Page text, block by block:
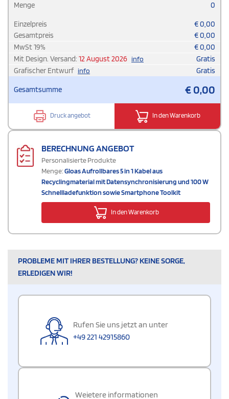
Menge 0
Einzelpreis €0,00
Gesamtpreis
€0,00
MwSt19% €0,00
Mit Design. Versand: 12 August 2026 info
Gratis
Grafischer Entwurf info Gratis
Gesamtsumme €0,00
Druck angebot In den Warenkorb
BERECHNUNG ANGEBOT
Personalisierte Produkte
Menge:Gloas Aufrollbares 5 in 1 Kabel aus
Recyclingmaterial mit Datensynchronisierung und 100 W
Schnellladefunktion sowie Smartphone Toolkit
In den Warenkorb
PROBLEME MIT IHRER BESTELLUNG? KEINE SORGE,
ERLEDIGEN WIR!
Rufen Sie uns jetzt an unter
+49 221 42915860
Weietere informationen